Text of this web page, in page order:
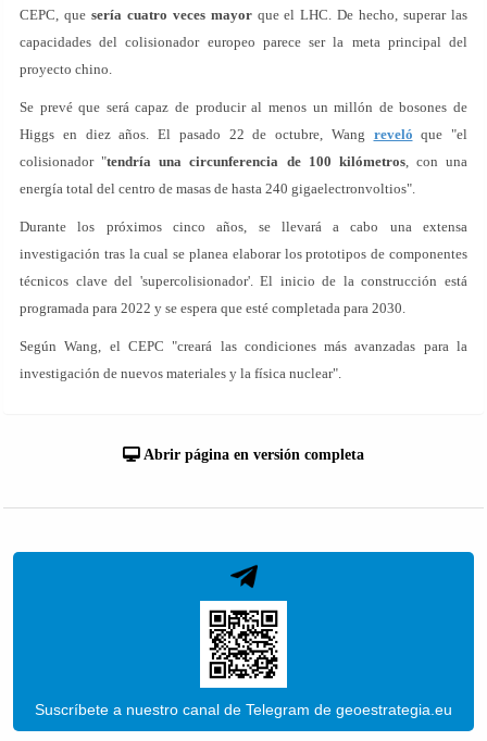
CEPC, que sería cuatro veces mayorque el LHC. De hecho, superar las
capacidades del colisionador europeo parece ser la meta principal del
proyecto chino.
Se prevé que será capaz de producir al menos un millón de bosones de
Higgs en diez años. El pasado 22 de octubre, Wang reveló que "el
colisionador "tendría una circunferencia de 100 kilómetros, con una
energía total del centro de masas de hasta 240 gigaelectronvoltios".
Durante los próximos cinco años, se llevará a cabo una extensa
investigación tras la cual se planea elaborar los prototipos de componentes
técnicos clave del 'supercolisionador'. El inicio de la construcción está
programada para 2022 y se espera que esté completada para 2030.
Según Wang, el CEPC "creará las condiciones más avanzadas para la
investigación de nuevos materiales y la física nuclear".
Abrir página en versión completa
Suscríbete a nuestro canal de Telegram de geoestrategia.eu